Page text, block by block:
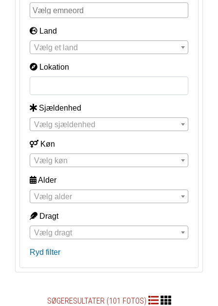
Land
Vælg et land
Lokation
Sjældenhed
Vælg sjældenhed
Køn
Vælg køn
Alder
Vælg alder
Dragt
Vælg dragt
Ryd filter
SØGERESULTATER (101 FOTOS)